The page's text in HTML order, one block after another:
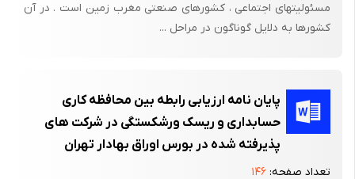
مسئولیتهای اجتماعی ، کشورهای صنعتی مغرب زمین است . در آن
کشورها به دلایل گوناگون در مراحل ...
پایان نامه ارزیابی رابطه بین محافظه کاری
حسابداری و ریسک ورشکستگی در شرکت های
پذیرفته شده در بورس اوراق بهادار تهران
تعداد صفحه: ۱۴۶